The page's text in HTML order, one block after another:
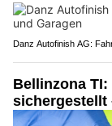
Danz Autofinish AG:
Bellinzona TI:
sichergestellt